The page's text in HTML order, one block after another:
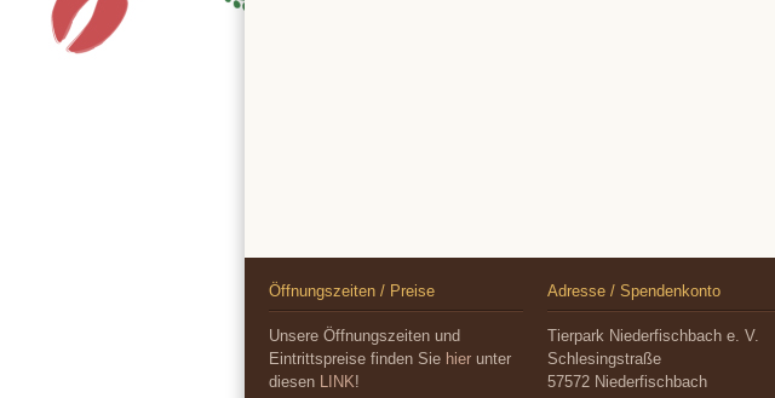
Öffnungszeiten / Preise
Unsere Öffnungszeiten und
Eintrittspreise finden Sie hier unter
diesen LINK!
Adresse / Spendenkonto
Tierpark Niederfischbach e. V.
Schlesingstraße
57572 Niederfischbach